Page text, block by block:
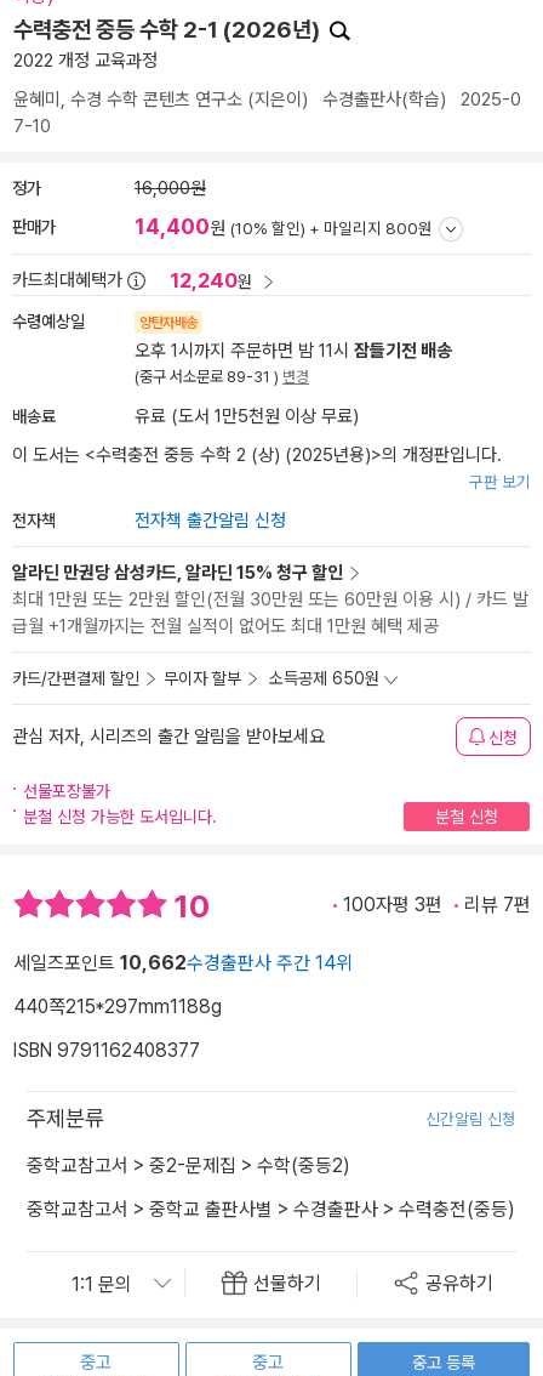
수력충전 중등 수학 2-1 (2026년)
2022 개정 교육과정
윤혜미 , 수경 수학 콘텐츠 연구소 (지은이) 수경출판사(학습) 2025-0
7-10
정가 16,000원
판매가 14,400원 (10% 할인) + 마일리지 800원
카드최대혜택가 12,240원
수령예상일 양탄자배송
오후 1시까지 주문하면 밤 11시 잠들기전 배송
(중구 서소문로 89-31 ) 변경
배송료
유료 (도서 1만5천원 이상 무료)
이 도서는 <수력충전 중등 수학 2 (상) (2025년용)>의 개정판입니다.
구판 보기
전자책 전자책 출간알림 신청
알라딘 만권당 삼성카드, 알라딘 15% 청구 할인
최대 1만원 또는 2만원 할인(전월 30만원 또는 60만원 이용 시) / 카드 발
급월 +1개월까지는 전월 실적이 없어도 최대 1만원 혜택 제공
카드/간편결제 할인 무이자 할부 소득공제 650원
관심 저자, 시리즈의 출간 알림을 받아보세요 신청
선물포장불가
분철 신청 가능한 도서입니다.
분철 신청
10 100자평 3편 리뷰 7편
세일즈포인트 10,662수경출판사 주간 14위
440쪽215*297mm1188g
ISBN 9791162408377
주제분류 신간알림 신청
중학교참고서 > 중2-문제집 > 수학(중등2)
중학교참고서 > 중학교 출판사별 > 수경출판사 > 수력충전(중등)
선물하기 공유하기
중고
중고
중고 등록